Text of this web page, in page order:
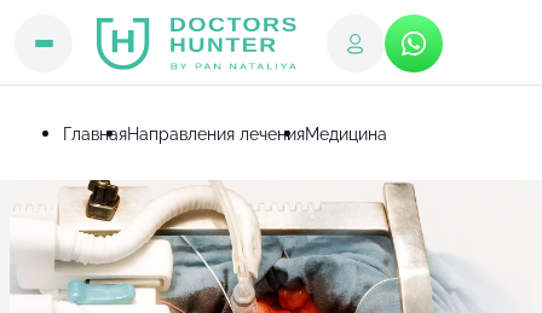
ГлавнаяНаправления леченияМедицина